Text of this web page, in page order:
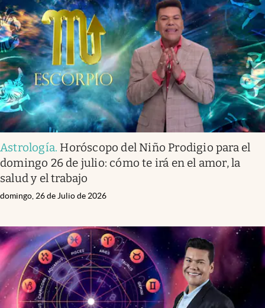
Astrología. Horóscopo del Niño Prodigio para el
domingo 26 de julio: cómo te irá en el amor, la
salud y el trabajo
domingo, 26 de Julio de 2026